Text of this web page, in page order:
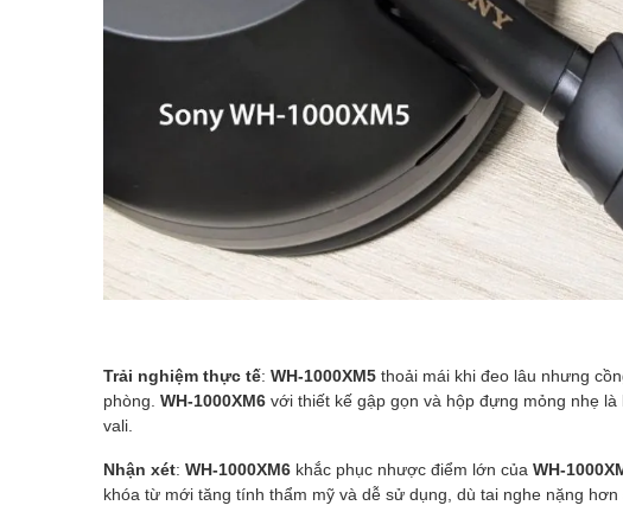
Trải nghiệm thực tế: WH-1000XM5 thoải mái khi đeo lâu nhưng
phòng. WH-1000XM6 với thiết kế gập gọn và hộp đựng mỏng nhẹ
vali.
Nhận xét: WH-1000XM6 khắc phục nhược điểm lớn của WH-
khóa từ mới tăng tính thẩm mỹ và dễ sử dụng, dù tai nghe nặng hơn